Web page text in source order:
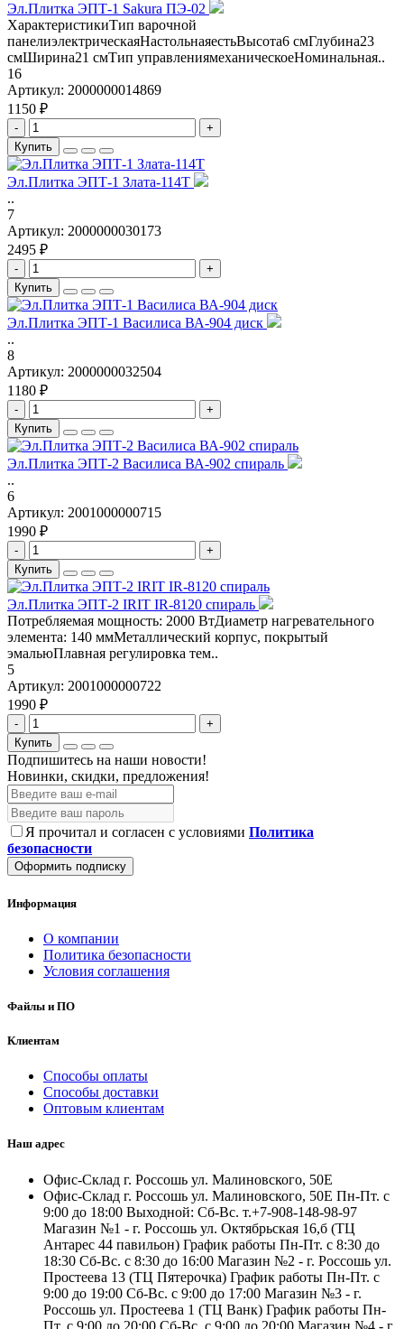
Эл.Плитка ЭПТ-1 Sakura ПЭ-02
ХарактеристикиТип варочной
панелиэлектрическаяНастольнаяестьВысота6 смГлубина23
смШирина21 смТип управлениямеханическоеНоминальная..
16
Артикул: 2000000014869
1150 ₽
-
+
Купить
Эл.Плитка ЭПТ-1 Злата-114Т
..
7
Артикул: 2000000030173
2495 ₽
-
+
Купить
Эл.Плитка ЭПТ-1 Василиса ВА-904 диск
..
8
Артикул: 2000000032504
1180 ₽
-
+
Купить
Эл.Плитка ЭПТ-2 Василиса ВА-902 спираль
..
6
Артикул: 2001000000715
1990 ₽
-
+
Купить
Эл.Плитка ЭПТ-2 IRIT IR-8120 спираль
Потребляемая мощность: 2000 ВтДиаметр нагревательного
элемента: 140 ммМеталлический корпус, покрытый
эмальюПлавная регулировка тем..
5
Артикул: 2001000000722
1990 ₽
-
+
Купить
Подпишитесь на наши новости!
Новинки, скидки, предложения!
Я прочитал и согласен с условиями Политика
безопасности
Оформить подписку
Информация
О компании
Политика безопасности
Условия соглашения
Файлы и ПО
Клиентам
Способы оплаты
Способы доставки
Оптовым клиентам
Наш адрес
Офис-Склад г. Россошь ул. Малиновского, 50Е
Офис-Склад г. Россошь ул. Малиновского, 50Е Пн-Пт. с
9:00 до 18:00 Выходной: Сб-Вс. т.+7-908-148-98-97
Магазин №1 - г. Россошь ул. Октябрьская 16,б (ТЦ
Антарес 44 павильон) График работы Пн-Пт. с 8:30 до
18:30 Сб-Вс. с 8:30 до 16:00 Магазин №2 - г. Россошь ул.
Простеева 13 (ТЦ Пятерочка) График работы Пн-Пт. с
9:00 до 19:00 Сб-Вс. с 9:00 до 17:00 Магазин №3 - г.
Россошь ул. Простеева 1 (ТЦ Ванк) График работы Пн-
Пт. с 9:00 до 20:00 Сб-Вс. с 9:00 до 20:00 Магазин №4 - г.